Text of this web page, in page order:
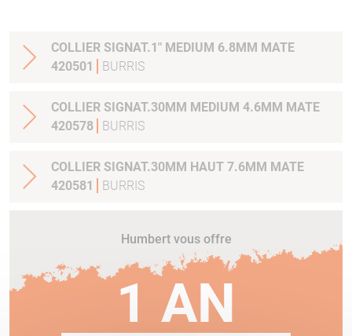
COLLIER SIGNAT.1" MEDIUM 6.8MM MATE
420501
BURRIS
COLLIER SIGNAT.30MM MEDIUM 4.6MM MATE
420578
BURRIS
COLLIER SIGNAT.30MM HAUT 7.6MM MATE
420581
BURRIS
Humbert vous offre
1 AN